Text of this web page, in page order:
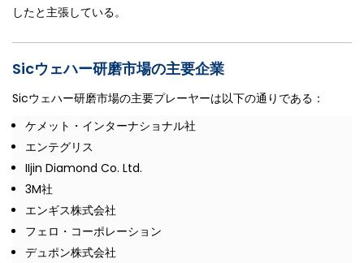
したと主張している。
Sicウェハー研磨市場の主要企業
Sicウェハー研磨市場の主要プレーヤーは以下の通りである：
ケメット・インターナショナル社
エンテグリス
IIjin Diamond Co. Ltd.
3M社
エンギス株式会社
フェロ・コーポレーション
デュポン株式会社